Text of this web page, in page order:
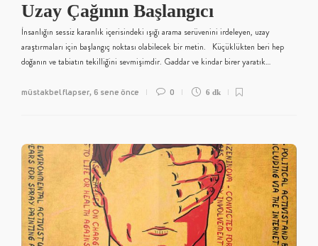
Uzay Çağının Başlangıcı
İnsanlığın sessiz karanlık içerisindeki ışığı arama serüvenini irdeleyen, uzay
araştırmaları için başlangıç noktası olabilecek bir metin. Küçüklükten beri hep
doğanın ve tabiatın tekilliğini sevmişimdir. Gaddar ve kindar birer yaratık…
müstakbel flapser, 6 sene önce 0 6 dk